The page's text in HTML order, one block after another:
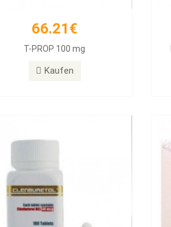
66.21€
T-PROP 100 mg
Kaufen
33.54€
Clenbuterol 40mg 100 Tabs